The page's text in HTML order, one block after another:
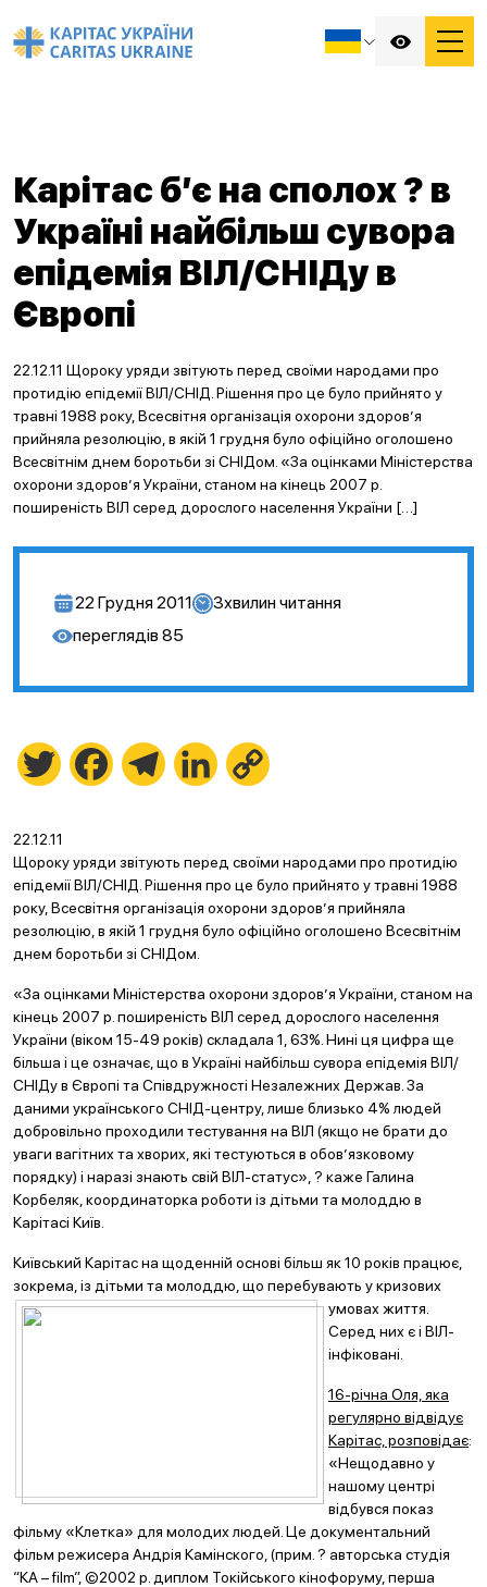
Карітас б’є на сполох ? в
Україні найбільш сувора
епідемія ВІЛ/СНІДу в
Європі
22.12.11 Щороку уряди звітують перед своїми народами про
протидію епідемії ВІЛ/СНІД. Рішення про це було прийнято у
травні 1988 року, Всесвітня організація охорони здоров’я
прийняла резолюцію, в якій 1 грудня було офіційно оголошено
Всесвітнім днем боротьби зі СНІДом. «За оцінками Міністерства
охорони здоров’я України, станом на кінець 2007 р.
поширеність ВІЛ серед дорослого населення України […]
22 Грудня 2011 3хвилин читання
переглядів 85
Twitter FacebookTelegramLinkedIn
22.12.11
Щороку уряди звітують перед своїми народами про протидію
епідемії ВІЛ/СНІД. Рішення про це було прийнято у травні 1988
року, Всесвітня організація охорони здоров’я прийняла
резолюцію, в якій 1 грудня було офіційно оголошено Всесвітнім
днем боротьби зі СНІДом.
«За оцінками Міністерства охорони здоров’я України, станом на
кінець 2007 р. поширеність ВІЛ серед дорослого населення
України (віком 15-49 років) складала 1, 63%. Нині ця цифра ще
більша і це означає, що в Україні найбільш сувора епідемія ВІЛ/
СНІДу в Європі та Співдружності Незалежних Держав. За
даними українського СНІД-центру, лише близько 4% людей
добровільно проходили тестування на ВІЛ (якщо не брати до
уваги вагітних та хворих, які тестуються в обов’язковому
порядку) і наразі знають свій ВІЛ-статус», ? каже Галина
Корбеляк, координаторка роботи із дітьми та молоддю в
Карітасі Київ.
Київський Карітас на щоденній основі більш як 10 років працює,
зокрема, із дітьми та молоддю, що перебувають у кризових
умовах життя.
Серед них є і ВІЛ-
інфіковані.
16-річна Оля, яка
регулярно відвідує
Карітас, розповідає:
«Нещодавно у
нашому центрі
відбувся показ
фільму «Клетка» для молодих людей. Це документальний
фільм режисера Андрія Камінского, (прим. ? авторська студія
“КА – film”, ©2002 р. диплом Токійського кінофоруму, перша